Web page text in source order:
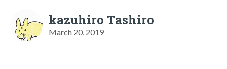
kazuhiro Tashiro
March 20, 2019